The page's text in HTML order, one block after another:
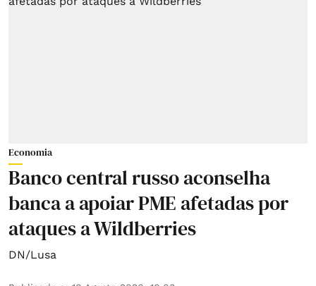
Economia
Banco central russo aconselha
banca a apoiar PME afetadas por
ataques a Wildberries
DN/Lusa